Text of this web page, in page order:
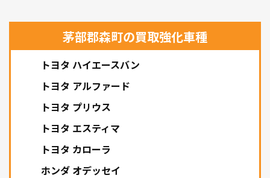
茅部郡森町の買取強化車種
トヨタ ハイエースバン
トヨタ アルファード
トヨタ プリウス
トヨタ エスティマ
トヨタ カローラ
ホンダ オデッセイ